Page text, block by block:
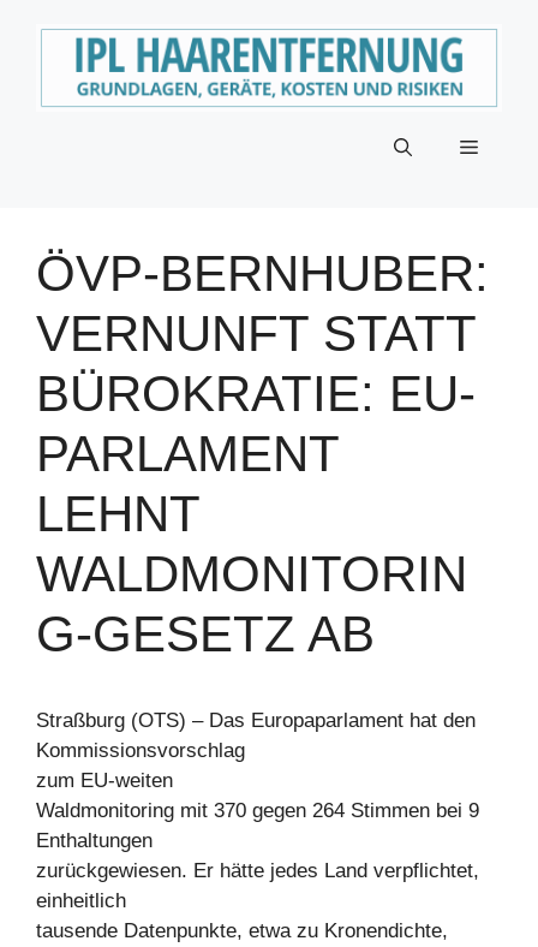
Menü
ÖVP-BERNHUBER:
VERNUNFT STATT
BÜROKRATIE: EU-
PARLAMENT
LEHNT
WALDMONITORIN
G-GESETZ AB
Straßburg (OTS) – Das Europaparlament hat den
Kommissionsvorschlag
zum EU-weiten
Waldmonitoring mit 370 gegen 264 Stimmen bei 9
Enthaltungen
zurückgewiesen. Er hätte jedes Land verpflichtet,
einheitlich
tausende Datenpunkte, etwa zu Kronendichte,